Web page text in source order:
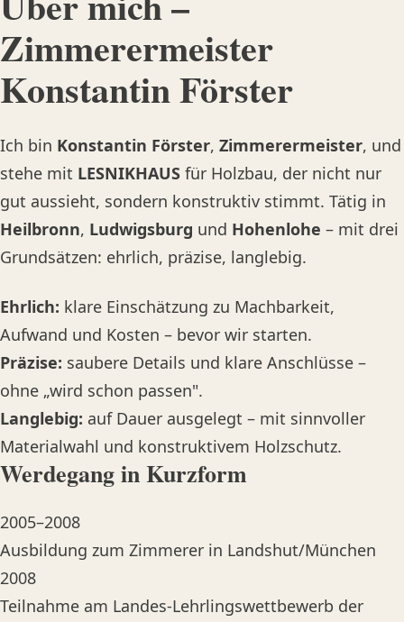
Zimmerermeister
Konstantin Förster
Ich bin Konstantin Förster, Zimmerermeister, und
stehe mit LESNIKHAUS für Holzbau, der nicht nur
gut aussieht, sondern konstruktiv stimmt. Tätig in
Heilbronn, Ludwigsburg und Hohenlohe – mit drei
Grundsätzen: ehrlich, präzise, langlebig.
Ehrlich: klare Einschätzung zu Machbarkeit,
Aufwand und Kosten – bevor wir starten.
Präzise: saubere Details und klare Anschlüsse –
ohne „wird schon passen".
Langlebig: auf Dauer ausgelegt – mit sinnvoller
Materialwahl und konstruktivem Holzschutz.
Werdegang in Kurzform
2005–2008
Ausbildung zum Zimmerer in Landshut/München
2008
Teilnahme am Landes-Lehrlingswettbewerb der